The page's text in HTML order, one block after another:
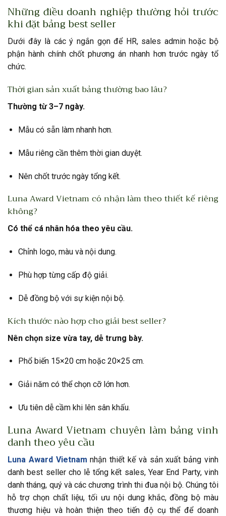
Những điều doanh nghiệp thường hỏi trước
khi đặt bảng best seller
Dưới đây là các ý ngắn gọn để HR, sales admin hoặc bộ
phận hành chính chốt phương án nhanh hơn trước ngày tổ
chức.
Thời gian sản xuất bảng thường bao lâu?
Thường từ 3–7 ngày.
Mẫu có sẵn làm nhanh hơn.
Mẫu riêng cần thêm thời gian duyệt.
Nên chốt trước ngày tổng kết.
Luna Award Vietnam có nhận làm theo thiết kế riêng
không?
Có thể cá nhân hóa theo yêu cầu.
Chỉnh logo, màu và nội dung.
Phù hợp từng cấp độ giải.
Dễ đồng bộ với sự kiện nội bộ.
Kích thước nào hợp cho giải best seller?
Nên chọn size vừa tay, dễ trưng bày.
Phổ biến 15×20 cm hoặc 20×25 cm.
Giải năm có thể chọn cỡ lớn hơn.
Ưu tiên dễ cầm khi lên sân khấu.
Luna Award Vietnam chuyên làm bảng vinh
danh theo yêu cầu
Luna Award Vietnam nhận thiết kế và sản xuất bảng vinh
danh best seller cho lễ tổng kết sales, Year End Party, vinh
danh tháng, quý và các chương trình thi đua nội bộ. Chúng tôi
hỗ trợ chọn chất liệu, tối ưu nội dung khắc, đồng bộ màu
thương hiệu và hoàn thiện theo tiến độ cụ thể để doanh